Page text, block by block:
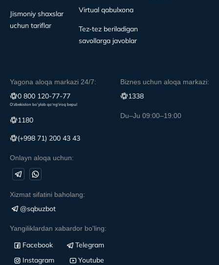
Jismoniy shaxslar
uchun tariflar
Virtual qabulxona
Tez-tez beriladigan
savollarga javoblar
Yagona aloqa markazi 24/7:
0 800 120-77-77
O‘zbekiston bo‘ylab qo‘ng‘iroq bepul
1180
(+998 71) 200 43 43
Onlayn aloqa uchun:
Biznes uchun aloqa markazi:
1338
Du–Ju 09:00–19:00
Xizmat sifatini baholang:
@sqbuzbot
Yangiliklardan xabardor bo'ling:
Facebook
Telegram
Instagram
Youtube